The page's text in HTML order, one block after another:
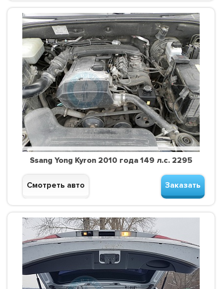
Ssang Yong Kyron 2010 года 149 л.с. 2295
Смотреть авто Заказать